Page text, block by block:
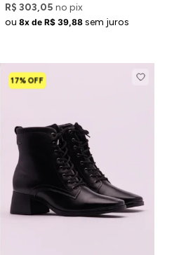
R$ 303,05 no pix
ou 8x de R$ 39,88 sem juros
17% OFF